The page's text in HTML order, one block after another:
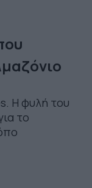
Η φυλή του
το